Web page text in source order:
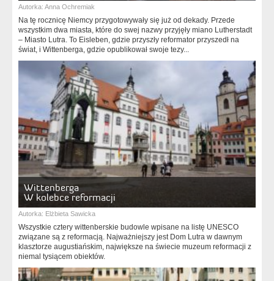
Autorka: Anna Ochremiak
Na tę rocznicę Niemcy przygotowywały się już od dekady. Przede
wszystkim dwa miasta, które do swej nazwy przyjęły miano Lutherstadt
– Miasto Lutra. To Eisleben, gdzie przyszły reformator przyszedł na
świat, i Wittenberga, gdzie opublikował swoje tezy...
Wittenberga
W kolebce reformacji
Autorka: Elżbieta Sawicka
Wszystkie cztery wittenberskie budowle wpisane na listę UNESCO
związane są z reformacją. Najważniejszy jest Dom Lutra w dawnym
klasztorze augustiańskim, największe na świecie muzeum reformacji z
niemal tysiącem obiektów.